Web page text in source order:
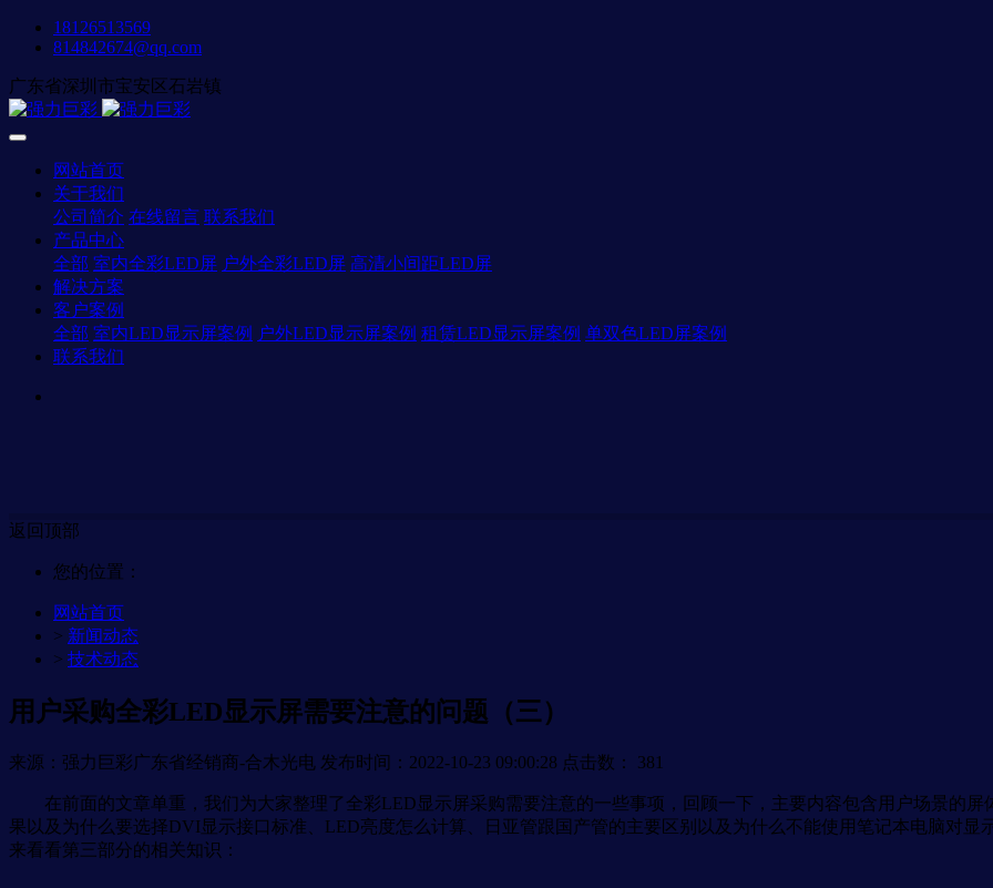
18126513569
814842674@qq.com
广东省深圳市宝安区石岩镇
网站首页
关于我们
公司简介 在线留言 联系我们
产品中心
全部 室内全彩LED屏 户外全彩LED屏 高清小间距LED屏
解决方案
客户案例
全部 室内LED显示屏案例 户外LED显示屏案例 租赁LED显示屏案例 单双色LED屏案例
联系我们
返回顶部
您的位置：
网站首页
> 新闻动态
> 技术动态
用户采购全彩LED显示屏需要注意的问题（三）
来源：强力巨彩广东省经销商-合木光电 发布时间：2022-10-23 09:00:28 点击数： 381
在前面的文章单重，我们为大家整理了全彩LED显示屏采购需要注意的一些事项，回顾一下，主要内容包含用户场景的屏
果以及为什么要选择DVI显示接口标准、LED亮度怎么计算、日亚管跟国产管的主要区别以及为什么不能使用笔记本电脑对
来看看第三部分的相关知识：